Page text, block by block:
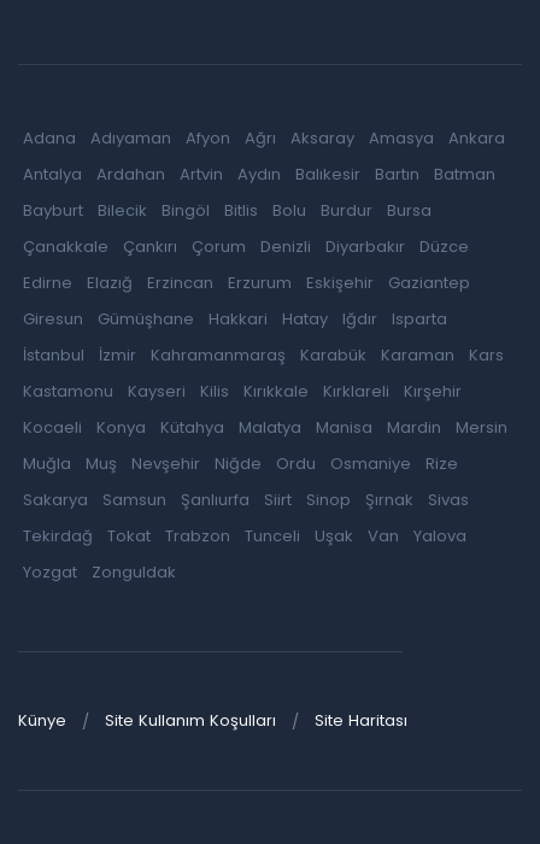
Adana Adıyaman Afyon Ağrı Aksaray Amasya
Ankara
Antalya
Ardahan Artvin Aydın Balıkesir Bartın
Batman
Bayburt
Bilecik Bingöl Bitlis Bolu Burdur
Bursa
Çanakkale
Çankırı Çorum Denizli Diyarbakır
Düzce
Edirne
Elazığ Erzincan Erzurum Eskişehir
Gaziantep
Giresun
Gümüşhane Hakkari Hatay Iğdır
Isparta
İstanbul
İzmir Kahramanmaraş Karabük Karaman
Kars
Kastamonu
Kayseri Kilis Kırıkkale Kırklareli
Kırşehir
Kocaeli
Konya Kütahya Malatya Manisa Mardin
Mersin
Muğla
Muş Nevşehir Niğde Ordu Osmaniye
Rize
Sakarya
Samsun Şanlıurfa Siirt Sinop Şırnak
Sivas
Tekirdağ
Tokat Trabzon Tunceli Uşak Van
Yalova
Yozgat
Zonguldak
Künye Site Kullanım Koşulları Site Haritası